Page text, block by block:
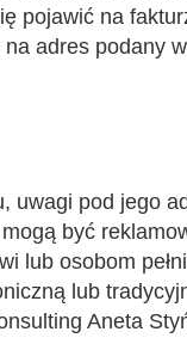
pojawić na
adres podany
uwagi pod jego
być
lub osobom
lub
Aneta